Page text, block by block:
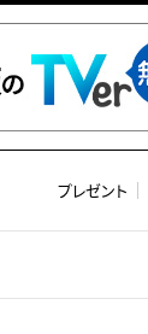
プレゼント